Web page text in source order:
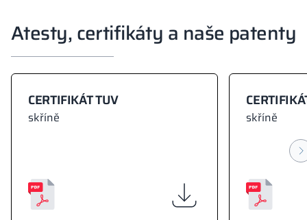
Atesty, certifikáty a naše patenty
CERTIFIKÁT TUV
skříně skříně